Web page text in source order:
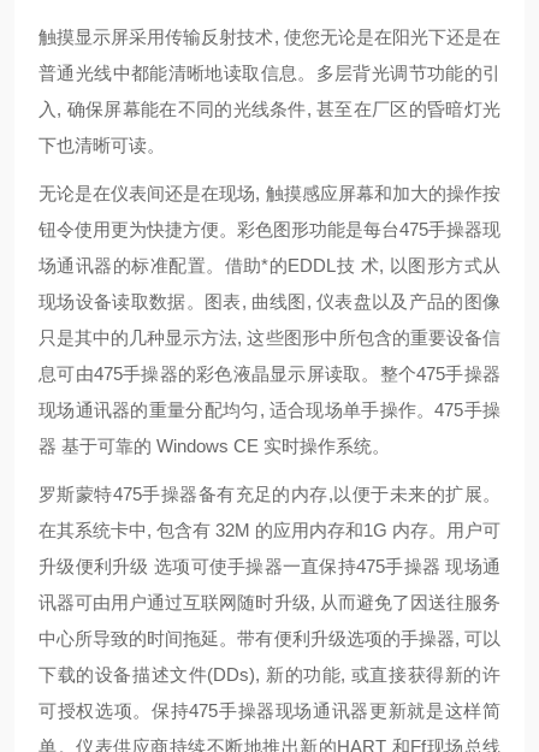
触摸显示屏采用传输反射技术, 使您无论是在阳光下还是在
普通光线中都能清晰地读取信息。多层背光调节功能的引
入, 确保屏幕能在不同的光线条件, 甚至在厂区的昏暗灯光
下也清晰可读。
无论是在仪表间还是在现场, 触摸感应屏幕和加大的操作按
钮令使用更为快捷方便。彩色图形功能是每台475手操器现
场通讯器的标准配置。借助*的EDDL技 术, 以图形方式从
现场设备读取数据。图表, 曲线图, 仪表盘以及产品的图像
只是其中的几种显示方法, 这些图形中所包含的重要设备信
息可由475手操器的彩色液晶显示屏读取。整个475手操器
现场通讯器的重量分配均匀, 适合现场单手操作。475手操
器 基于可靠的 Windows CE 实时操作系统。
罗斯蒙特475手操器备有充足的内存,以便于未来的扩展。
在其系统卡中, 包含有 32M 的应用内存和1G 内存。用户可
升级便利升级 选项可使手操器一直保持475手操器 现场通
讯器可由用户通过互联网随时升级, 从而避免了因送往服务
中心所导致的时间拖延。带有便利升级选项的手操器, 可以
下载的设备描述文件(DDs), 新的功能, 或直接获得新的许
可授权选项。保持475手操器现场通讯器更新就是这样简
单。仪表供应商持续不断地推出新的HART 和Ff现场总线